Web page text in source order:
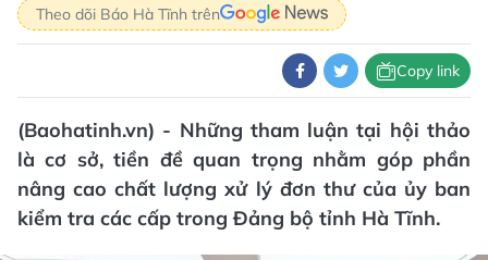
Theo dõi Báo Hà Tĩnh trên
Copy link
(Baohatinh.vn) - Những tham luận tại hội thảo
là cơ sở, tiền đề quan trọng nhằm góp phần
nâng cao chất lượng xử lý đơn thư của ủy ban
kiểm tra các cấp trong Đảng bộ tỉnh Hà Tĩnh.